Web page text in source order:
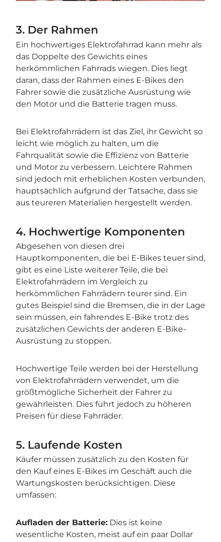
3. Der Rahmen
Ein hochwertiges Elektrofahrrad kann mehr als
das Doppelte des Gewichts eines
herkömmlichen Fahrrads wiegen. Dies liegt
daran, dass der Rahmen eines E-Bikes den
Fahrer sowie die zusätzliche Ausrüstung wie
den Motor und die Batterie tragen muss.
Bei Elektrofahrrädern ist das Ziel, ihr Gewicht so
leicht wie möglich zu halten, um die
Fahrqualität sowie die Effizienz von Batterie
und Motor zu verbessern. Leichtere Rahmen
sind jedoch mit erheblichen Kosten verbunden,
hauptsächlich aufgrund der Tatsache, dass sie
aus teureren Materialien hergestellt werden.
4. Hochwertige Komponenten
Abgesehen von diesen drei
Hauptkomponenten, die bei E-Bikes teuer sind,
gibt es eine Liste weiterer Teile, die bei
Elektrofahrrädern im Vergleich zu
herkömmlichen Fahrrädern teurer sind. Ein
gutes Beispiel sind die Bremsen, die in der Lage
sein müssen, ein fahrendes E-Bike trotz des
zusätzlichen Gewichts der anderen E-Bike-
Ausrüstung zu stoppen.
Hochwertige Teile werden bei der Herstellung
von Elektrofahrrädern verwendet, um die
größtmögliche Sicherheit der Fahrer zu
gewährleisten. Dies führt jedoch zu höheren
Preisen für diese Fahrräder.
5. Laufende Kosten
Käufer müssen zusätzlich zu den Kosten für
den Kauf eines E-Bikes im Geschäft auch die
Wartungskosten berücksichtigen. Diese
umfassen:
Aufladen der Batterie: Dies ist keine
wesentliche Kosten, meist auf ein paar Dollar